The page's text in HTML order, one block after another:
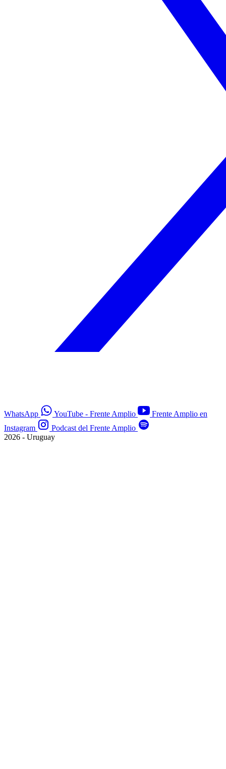
WhatsApp YouTube - Frente Amplio
Frente Amplio en
Instagram
Podcast del Frente Amplio
2026 - Uruguay